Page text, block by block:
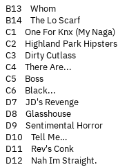
B13 Whom
B14 The Lo Scarf
C1 One For Knx (My Naga)
C2 Highland Park Hipsters
C3 Dirty Cutlass
C4 There Are...
C5 Boss
C6 Black...
D7 JD's Revenge
D8 Glasshouse
D9 Sentimental Horror
D10 Tell Me…
D11 Rev's Conk
D12 Nah Im Straight.